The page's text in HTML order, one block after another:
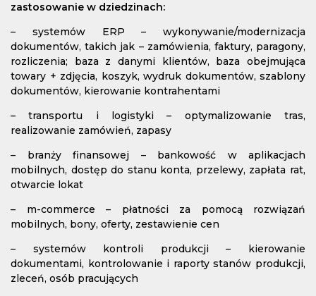
zastosowanie w dziedzinach:
– systemów ERP – wykonywanie/modernizacja
dokumentów, takich jak – zamówienia, faktury, paragony,
rozliczenia; baza z danymi klientów, baza obejmująca
towary + zdjęcia, koszyk, wydruk dokumentów, szablony
dokumentów, kierowanie kontrahentami
– transportu i logistyki – optymalizowanie tras,
realizowanie zamówień, zapasy
– branży finansowej – bankowość w aplikacjach
mobilnych, dostęp do stanu konta, przelewy, zapłata rat,
otwarcie lokat
– m-commerce – płatności za pomocą rozwiązań
mobilnych, bony, oferty, zestawienie cen
– systemów kontroli produkcji – kierowanie
dokumentami, kontrolowanie i raporty stanów produkcji,
zleceń, osób pracujących